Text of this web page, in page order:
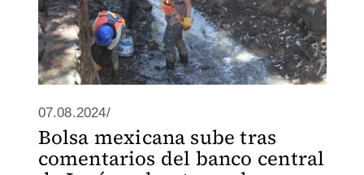
07.08.2024/
Bolsa mexicana sube tras
comentarios del banco central